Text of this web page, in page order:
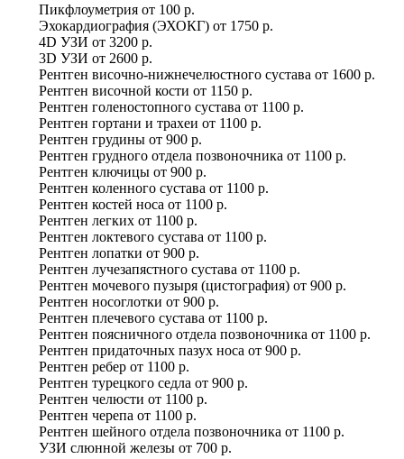
Пикфлоуметрия от 100 р.
Эхокардиография (ЭХОКГ) от 1750 р.
4D УЗИ от 3200 р.
3D УЗИ от 2600 р.
Рентген височно-нижнечелюстного сустава от 1600 р.
Рентген височной кости от 1150 р.
Рентген голеностопного сустава от 1100 р.
Рентген гортани и трахеи от 1100 р.
Рентген грудины от 900 р.
Рентген грудного отдела позвоночника от 1100 р.
Рентген ключицы от 900 р.
Рентген коленного сустава от 1100 р.
Рентген костей носа от 1100 р.
Рентген легких от 1100 р.
Рентген локтевого сустава от 1100 р.
Рентген лопатки от 900 р.
Рентген лучезапястного сустава от 1100 р.
Рентген мочевого пузыря (цистография) от 900 р.
Рентген носоглотки от 900 р.
Рентген плечевого сустава от 1100 р.
Рентген поясничного отдела позвоночника от 1100 р.
Рентген придаточных пазух носа от 900 р.
Рентген ребер от 1100 р.
Рентген турецкого седла от 900 р.
Рентген челюсти от 1100 р.
Рентген черепа от 1100 р.
Рентген шейного отдела позвоночника от 1100 р.
УЗИ слюнной железы от 700 р.